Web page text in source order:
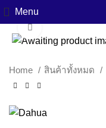
Menu
Home สินค้าทั้งหมด